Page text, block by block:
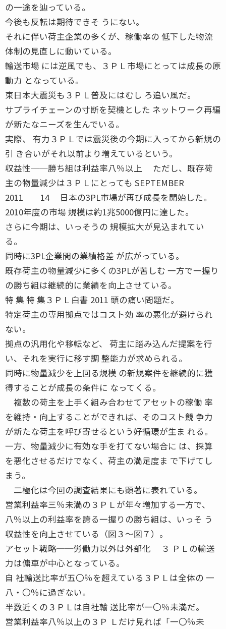
の一途を辿っている。
今後も反転は期待できそ うにない。
それに伴い荷主企業の多くが、稼働率の 低下した物流
体制の見直しに動いている。
輸送市場 には逆風でも、３ＰＬ市場にとっては成長の原
動力 となっている。
東日本大震災も３ＰＬ普及にはむし ろ追い風だ。
サプライチェーンの寸断を契機とした ネットワーク再編
が新たなニーズを生んでいる。
実際、 有力３ＰＬでは震災後の今期に入ってから新規の
引 き合いがそれ以前より増えているという。
収益性──勝ち組は利益率八％以上 ただし、既存荷
主の物量減少は３ＰＬにとっても SEPTEMBER
2011 14 日本の3PL市場が再び成長を開始した。
2010年度の市場 規模は約1兆5000億円に達した。
さらに今期は、いっそうの 規模拡大が見込まれてい
る。
同時に3PL企業間の業績格差 が広がっている。
既存荷主の物量減少に多くの3PLが苦しむ 一方で一握り
の勝ち組は継続的に業績を向上させている。
特 集 特 集３ＰＬ白書 2011 頭の痛い問題だ。
特定荷主の専用拠点ではコスト効 率の悪化が避けられ
ない。
拠点の汎用化や移転など、 荷主に踏み込んだ提案を行
い、それを実行に移す調 整能力が求められる。
同時に物量減少を上回る規模 の新規案件を継続的に獲
得することが成長の条件に なってくる。
複数の荷主を上手く組み合わせてアセットの稼働 率
を維持・向上することができれば、そのコスト競 争力
が新たな荷主を呼び寄せるという好循環が生ま れる。
一方、物量減少に有効な手を打てない場合に は、採算
を悪化させるだけでなく、荷主の満足度ま で下げてし
まう。
二極化は今回の調査結果にも顕著に表れている。
営業利益率三％未満の３ＰＬが年々増加する一方で、
八％以上の利益率を誇る一握りの勝ち組は、いっそ う
収益性を向上させている（図３〜図７）。
アセット戦略──労働力以外は外部化 ３ ＰＬの輸送
力は傭車が中心となっている。
自 社輸送比率が五〇％を超えている３ＰＬは全体の 一
八・〇％に過ぎない。
半数近くの３ＰＬは自社輸 送比率が一〇％未満だ。
営業利益率八％以上の３Ｐ Ｌだけ見れば「一〇％未